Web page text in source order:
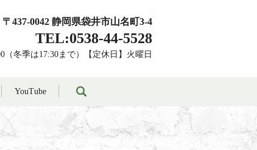
〒437-0042 静岡県袋井市山名町3-4
TEL:0538-44-5528
（冬季は17:30まで）【定休日】火曜日
YouTube